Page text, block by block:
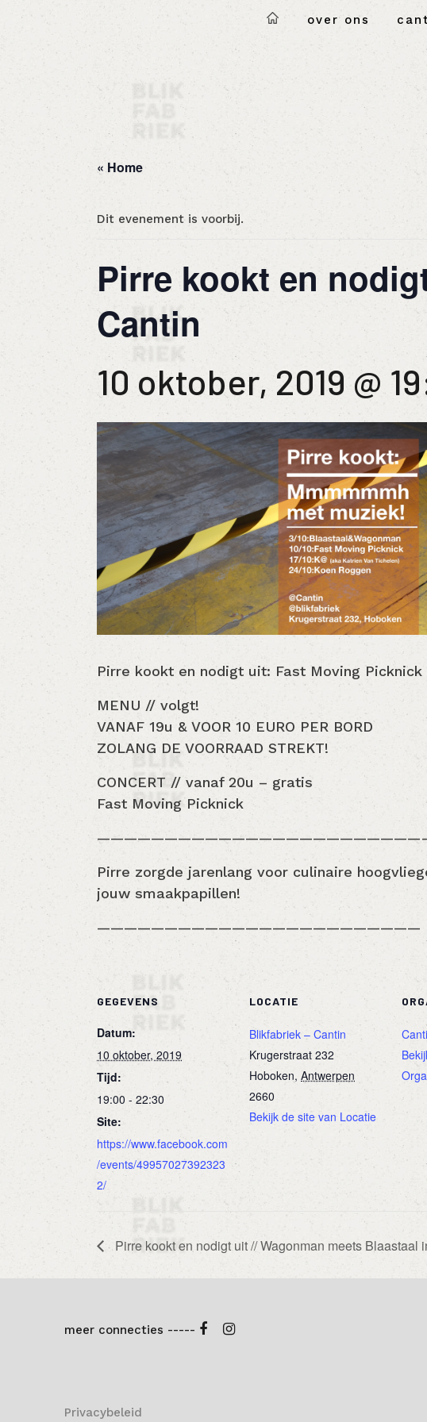
over ons
« Home
Dit evenement is voorbij.
Pirre kookt en
Cantin
10 oktober, 2019 @
Pirre kookt en nodigt uit: Fast Moving Picknick
MENU // volgt!
VANAF 19u & VOOR 10 EURO PER BORD
ZOLANG DE VOORRAAD STREKT!
CONCERT // vanaf 20u – gratis
Fast Moving Picknick
————————————————————————-
Pirre zorgde jarenlang voor culinaire
jouw smaakpapillen!
————————————————————————
GEGEVENS
Datum:
10 oktober, 2019
Tijd:
19:00 - 22:30
Site:
https://www.facebook.com
/events/49957027392323
2/
LOCATIE
Blikfabriek – Cantin
Krugerstraat 232
Hoboken, Antwerpen
2660
Bekijk de site van Locatie
Pirre kookt en nodigt uit // Wagonman meets Blaastaal
meer connecties -----
Privacybeleid